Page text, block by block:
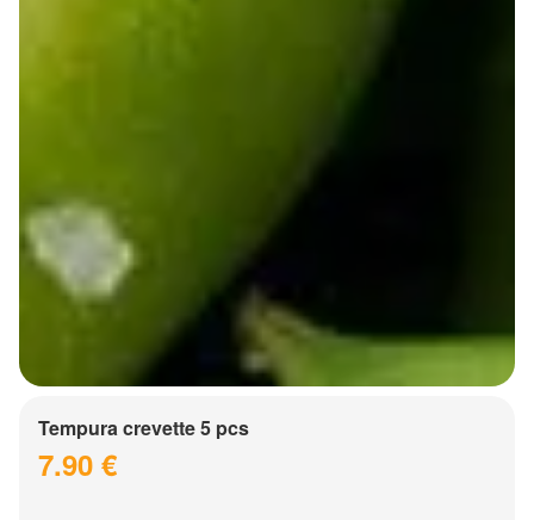
Tempura crevette 5 pcs
7.90 €